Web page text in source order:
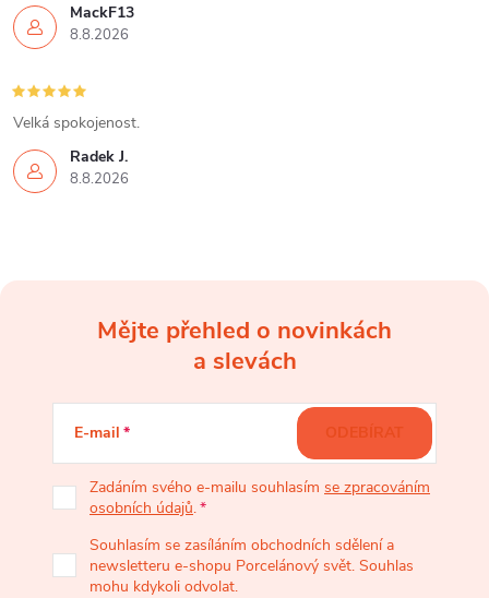
MackF13
8.8.2026
Radek J.
8.8.2026
Velká spokojenost.
Mějte přehled o novinkách
a slevách
E-mail
Zadáním svého e-mailu souhlasím se zpracováním
osobních údajů.
Souhlasím se zasíláním obchodních sdělení a
newsletteru e-shopu Porcelánový svět. Souhlas
mohu kdykoli odvolat.
ODEBÍRAT